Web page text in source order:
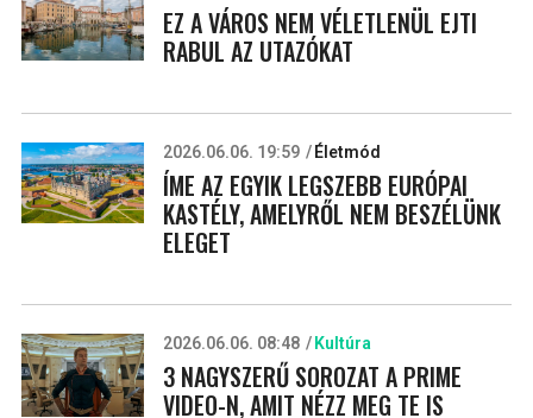
EZ A VÁROS NEM VÉLETLENÜL EJTI
RABUL AZ UTAZÓKAT
2026.06.06. 19:59 Életmód
ÍME AZ EGYIK LEGSZEBB EURÓPAI
KASTÉLY, AMELYRŐL NEM BESZÉLÜNK
ELEGET
2026.06.06. 08:48 Kultúra
3 NAGYSZERŰ SOROZAT A PRIME
VIDEO-N, AMIT NÉZZ MEG TE IS